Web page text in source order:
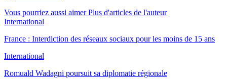
Vous pourriez aussi aimer Plus d'articles de l'auteur
International
France : Interdiction des réseaux sociaux pour les moins de 15 ans
International
Romuald Wadagni poursuit sa diplomatie régionale